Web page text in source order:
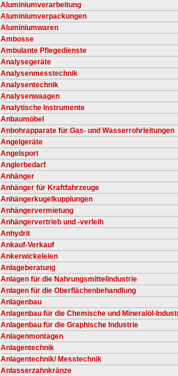
Aluminiumverarbeitung
Aluminiumverpackungen
Aluminiumwaren
Ambosse
Ambulante Pflegedienste
Analysegeräte
Analysenmesstechnik
Analysentechnik
Analysenwaagen
Analytische Instrumente
Anbaumöbel
Anbohrapparate für Gas- und Wasserrohrleitungen
Angelgeräte
Angelsport
Anglerbedarf
Anhänger
Anhänger für Kraftfahrzeuge
Anhängerkugelkupplungen
Anhängervermietung
Anhängervertrieb und -verleih
Anhydrit
Ankauf-Verkauf
Ankerwickeleien
Anlageberatung
Anlagen für die Nahrungsmittelindustrie
Anlagen für die Oberflächenbehandlung
Anlagenbau
Anlagenbau für die Chemische und Mineralöl-
Anlagenbau für die Graphische Industrie
Anlagenmontagen
Anlagentechnik
Anlagentechnik/ Messtechnik
Anlasserzahnkränze